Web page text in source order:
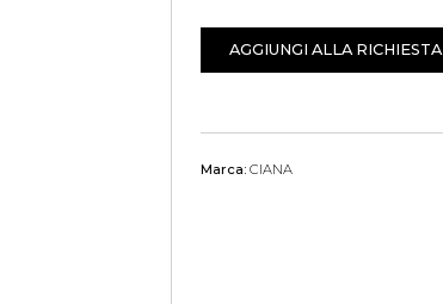
AGGIUNGI ALLA RICHIESTA
Marca: CIANA